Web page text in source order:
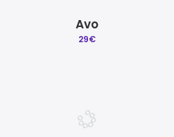
Avo
29€